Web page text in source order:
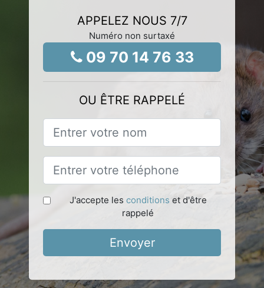
APPELEZ NOUS 7/7
Numéro non surtaxé
09 70 14 76 33
OU ÊTRE RAPPELÉ
J'accepte les conditions et d'être
rappelé
Envoyer